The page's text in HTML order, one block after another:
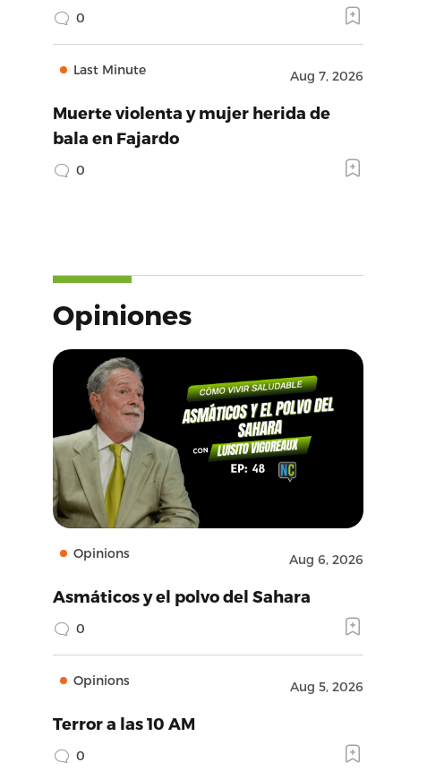
0
Last Minute Aug 7, 2026
Muerte violenta y mujer herida de
bala en Fajardo
0
Opiniones
Opinions Aug 6, 2026
Asmáticos y el polvo del Sahara
0
Opinions Aug 5, 2026
Terror a las 10 AM
0